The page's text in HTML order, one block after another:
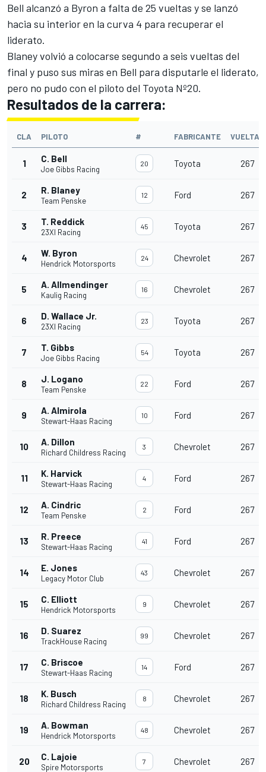
Bell alcanzó a Byron a falta de 25 vueltas y se lanzó
hacia su interior en la curva 4 para recuperar el
liderato.
Blaney volvió a colocarse segundo a seis vueltas del
final y puso sus miras en Bell para disputarle el liderato,
pero no pudo con el piloto del Toyota Nº20.
Resultados de la carrera:
CLA PILOTO # FABRICANTE VUELTAS
1 C. Bell
Joe Gibbs Racing
20 Toyota 267
2 R. Blaney
Team Penske
12 Ford 267
3 T. Reddick
23XI Racing
45 Toyota 267
4 W. Byron
Hendrick Motorsports
24 Chevrolet 267
5 A. Allmendinger
Kaulig Racing
16 Chevrolet 267
6 D. Wallace Jr.
23XI Racing
23 Toyota 267
7 T. Gibbs
Joe Gibbs Racing
54 Toyota 267
8 J. Logano
Team Penske
22 Ford 267
9 A. Almirola
Stewart-Haas Racing
10 Ford 267
10 A. Dillon
Richard Childress Racing
3 Chevrolet 267
11 K. Harvick
Stewart-Haas Racing
4 Ford 267
12 A. Cindric
Team Penske
2 Ford 267
13 R. Preece
Stewart-Haas Racing
41 Ford 267
14 E. Jones
Legacy Motor Club
43 Chevrolet 267
15 C. Elliott
Hendrick Motorsports
9 Chevrolet 267
16 D. Suarez
TrackHouse Racing
99 Chevrolet 267
17 C. Briscoe
Stewart-Haas Racing
14 Ford 267
18 K. Busch
Richard Childress Racing
8 Chevrolet 267
19 A. Bowman
Hendrick Motorsports
48 Chevrolet 267
20 C. Lajoie
Spire Motorsports
7 Chevrolet 267